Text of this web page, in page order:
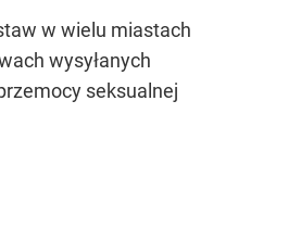
w wielu miastach
wysyłanych
seksualnej